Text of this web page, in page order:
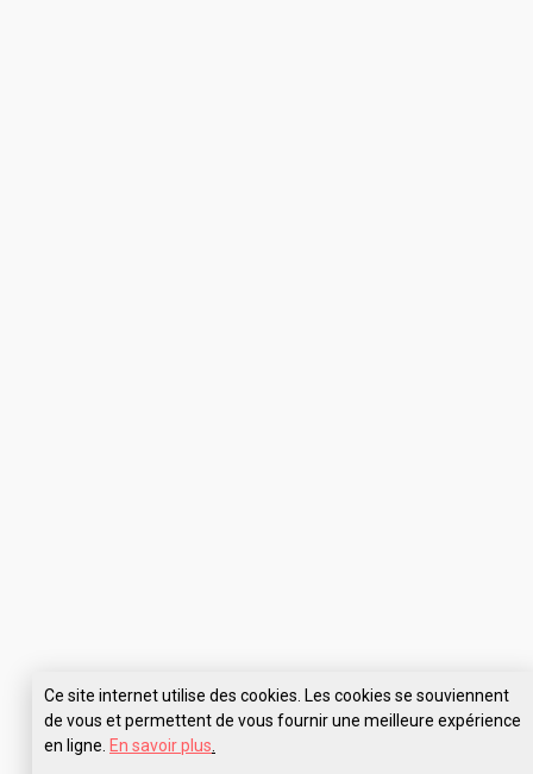
Ce site internet utilise des cookies. Les cookies se souviennent
de vous et permettent de vous fournir une meilleure expérience
en ligne. En savoir plus